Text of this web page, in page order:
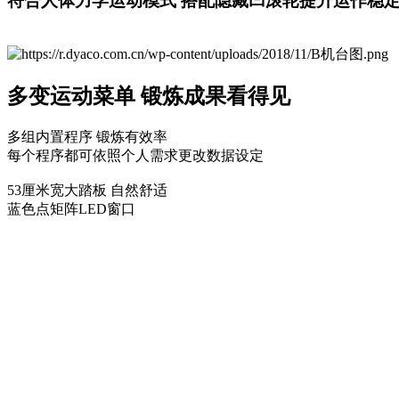
多变运动菜单 锻炼成果看得见
多组内置程序 锻炼有效率
每个程序都可依照个人需求更改数据设定
53厘米宽大踏板 自然舒适
蓝色点矩阵LED窗口